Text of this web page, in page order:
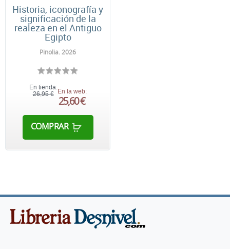
Historia, iconografía y
significación de la
realeza en el Antiguo
Egipto
Pinolia. 2026
En tienda:
26,95 € En la web:
25,60 €
COMPRAR